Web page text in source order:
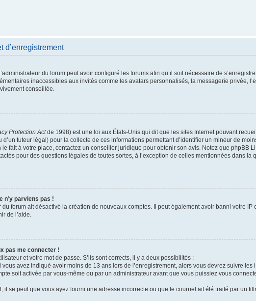
d’enregistrement
du forum peut avoir configuré les forums afin qu’il soit nécessaire de
inaccessibles aux invités comme les avatars personnalisés, la messagerie privée,
conseillée.
Protection Actde 1998) est une loi aux États-Unis qui dit que les sites Internet pouvant
tuteur légal) pour la collecte de ces informations permettant d’identifier un mineur de
le fait à votre place, contactez un conseiller juridique pour obtenir son avis. Notez que phpBB
pour des questions légales de toutes sortes, à l’exception de celles mentionnées dans
n’y parviens pas !
du forum ait désactivé la création de nouveaux comptes. Il peut également avoir banni votre
de l’aide.
pas me connecter !
et votre mot de passe. S’ils sont corrects, il y a deux possibilités :
vous avez indiqué avoir moins de 13 ans lors de l’enregistrement, alors vous devrez suivre
soit activée par vous-même ou par un administrateur avant que vous puissiez vous
il se peut que vous ayez fourni une adresse incorrecte ou que le courriel ait été traité par un